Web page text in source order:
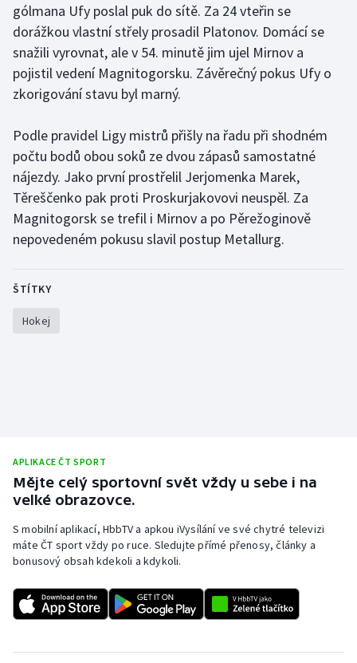
Sportovní střelba
Stolní tenis
Triatlon
Veslování
Vodní slalom
Volejbal
gólmana Ufy poslal puk do sítě. Za 24 vteřin se
dorážkou vlastní střely prosadil Platonov. Domácí se
snažili vyrovnat, ale v 54. minutě jim ujel Mirnov a
pojistil vedení Magnitogorsku. Závěrečný pokus Ufy o
zkorigování stavu byl marný.
Podle pravidel Ligy mistrů přišly na řadu při shodném
počtu bodů obou soků ze dvou zápasů samostatné
nájezdy. Jako první prostřelil Jerjomenka Marek,
Těreščenko pak proti Proskurjakovovi neuspěl. Za
Magnitogorsk se trefil i Mirnov a po Pěrežoginově
nepovedeném pokusu slavil postup Metallurg.
ŠTÍTKY
Hokej
APLIKACE ČT SPORT
Mějte celý sportovní svět vždy u sebe i na
velké obrazovce.
S mobilní aplikací, HbbTV a apkou iVysílání ve své chytré televizi
máte ČT sport vždy po ruce. Sledujte přímé přenosy, články a
bonusový obsah kdekoli a kdykoli.